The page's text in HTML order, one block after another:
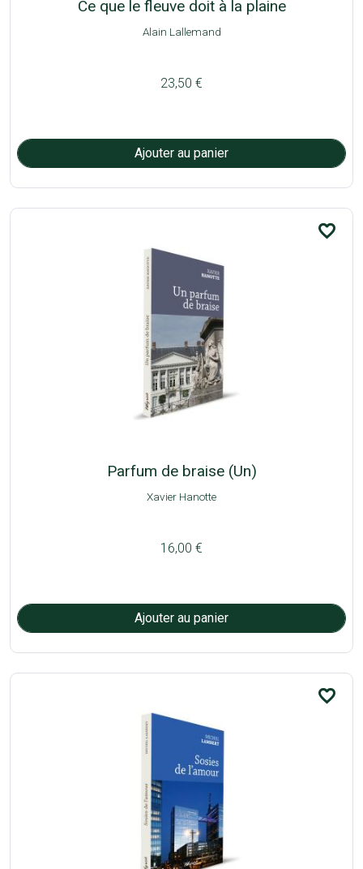
Ce que le fleuve doit à la plaine
Alain Lallemand
23,50 €
favorite_border
Parfum de braise (Un)
Xavier Hanotte
16,00 €
favorite_border